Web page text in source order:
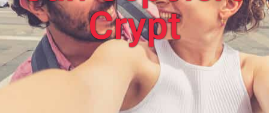
Crypt